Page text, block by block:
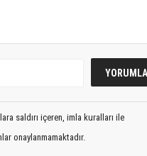
saldırı içeren, imla kuralları ile
onaylanmamaktadır.